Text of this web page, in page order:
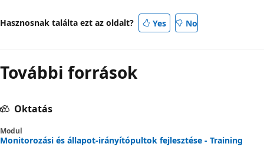
Hasznosnak találta ezt az oldalt? Yes No
További források
Oktatás
Modul
Monitorozási és állapot-irányítópultok fejlesztése - Training